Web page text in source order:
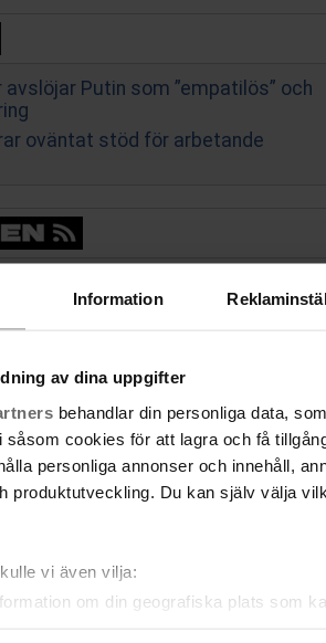
Information
av dina uppgifter
behandlar din personliga data,
såsom cookies för att lagra och få
personliga annonser och innehåll,
produktutveckling. Du kan själv välja
vi även vilja:
om din geografiska plats som
avslöjar Putin som ”empatilös” och
oväntat stöd för arbetande
chans att beställa ny
kW-laddare i Europa: tre gånger
flyg